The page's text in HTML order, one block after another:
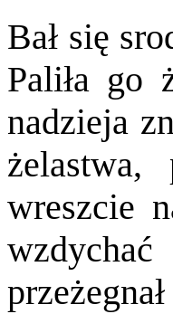
Bał się
Paliła go
nadzieja
wreszcie